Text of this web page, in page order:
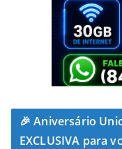
🎉 Aniversário
EXCLUSIVA para